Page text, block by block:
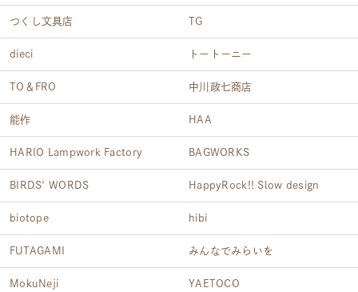
つくし文具店 TG
dieci トートーニー
TO＆FRO 中川政七商店
能作 HAA
HARIO Lampwork Factory BAGWORKS
BIRDS' WORDS HappyRock!! Slow design
biotope hibi
FUTAGAMI みんなでみらいを
MokuNeji YAETOCO